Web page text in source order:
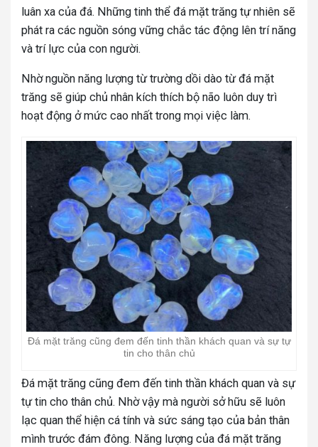
luân xa của đá. Những tinh thể đá mặt trăng tự nhiên sẽ
phát ra các nguồn sóng vững chắc tác động lên trí năng
và trí lực của con người.
Nhờ nguồn năng lượng từ trường dồi dào từ đá mặt
trăng sẽ giúp chủ nhân kích thích bộ não luôn duy trì
hoạt động ở mức cao nhất trong mọi việc làm.
Đá mặt trăng cũng đem đến tinh thần khách quan và sự tự
tin cho thân chủ
Đá mặt trăng cũng đem đến tinh thần khách quan và sự
tự tin cho thân chủ. Nhờ vậy mà người sở hữu sẽ luôn
lạc quan thể hiện cá tính và sức sáng tạo của bản thân
mình trước đám đông. Năng lượng của đá mặt trăng